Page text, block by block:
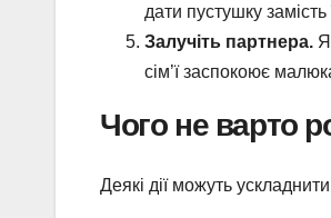
дати пустушку
Залучіть партнера.
сім’ї заспокоює
Чого не варто
Деякі дії можуть